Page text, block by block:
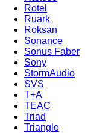
Rotel
Ruark
Roksan
Sonance
Sonus Faber
Sony
StormAudio
SVS
T+A
TEAC
Triad
Triangle